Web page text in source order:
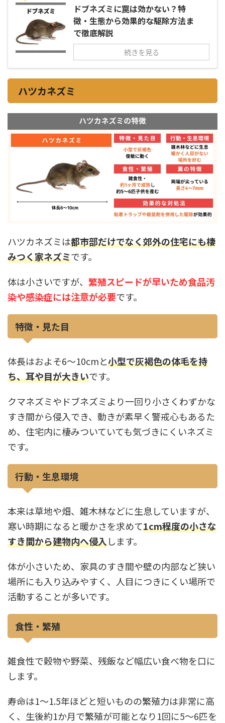
ドブネズミに罠は効かない？特
徴・生態から効果的な駆除方法ま
で徹底解説
続きを見る
ハツカネズミ
ハツカネズミは都市部だけでなく郊外の住宅にも棲
みつく家ネズミです。
体は小さいですが、 繁殖スピードが早いため食品汚
染や感染症には注意が必要です。
特徴・見た目
体長はおよそ6〜10cmと小型で灰褐色の体毛を持
ち、耳や目が大きいです。
クマネズミやドブネズミより一回り小さくわずかな
すき間から侵入でき、動きが素早く警戒心もあるた
め、住宅内に棲みついていても気づきにくいネズミ
です。
行動・生息環境
本来は草地や畑、雑木林などに生息していますが、
寒い時期になると暖かさを求めて1cm程度の小さな
すき間から建物内へ侵入します。
体が小さいため、家具のすき間や壁の内部など狭い
場所にも入り込みやすく、人目につきにくい場所で
活動することが多いです。
食性・繁殖
雑食性で穀物や野菜、残飯など幅広い食べ物を口に
します。
寿命は1〜1.5年ほどと短いものの繁殖力は非常に高
く、生後約1か月で繁殖が可能となり1回に5〜6匹を